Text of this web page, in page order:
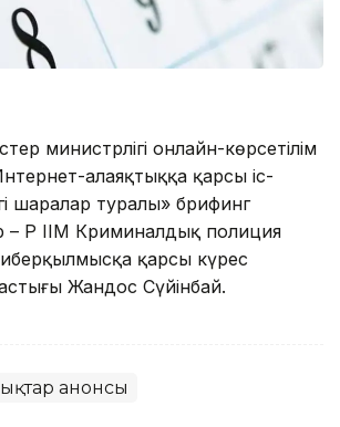
министрлігі онлайн-көрсетілім
алаяқтыққа қарсы іс-
шаралар туралы» брифинг
– ҚР ІІМ Криминалдық полиция
қарсы күрес
Жандос Сүйінбай.
анонсы